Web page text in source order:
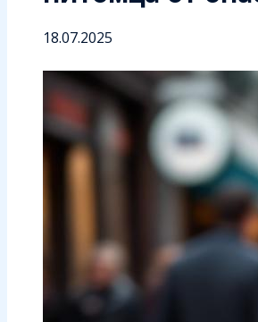
18.07.2025